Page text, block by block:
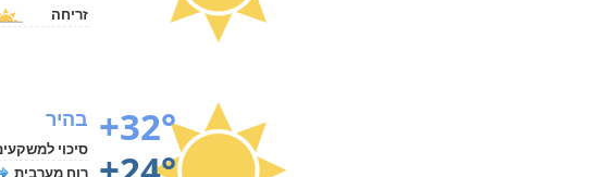
זריחה
+32° בהיר
סיכוי למשקעים
רוח מערבית